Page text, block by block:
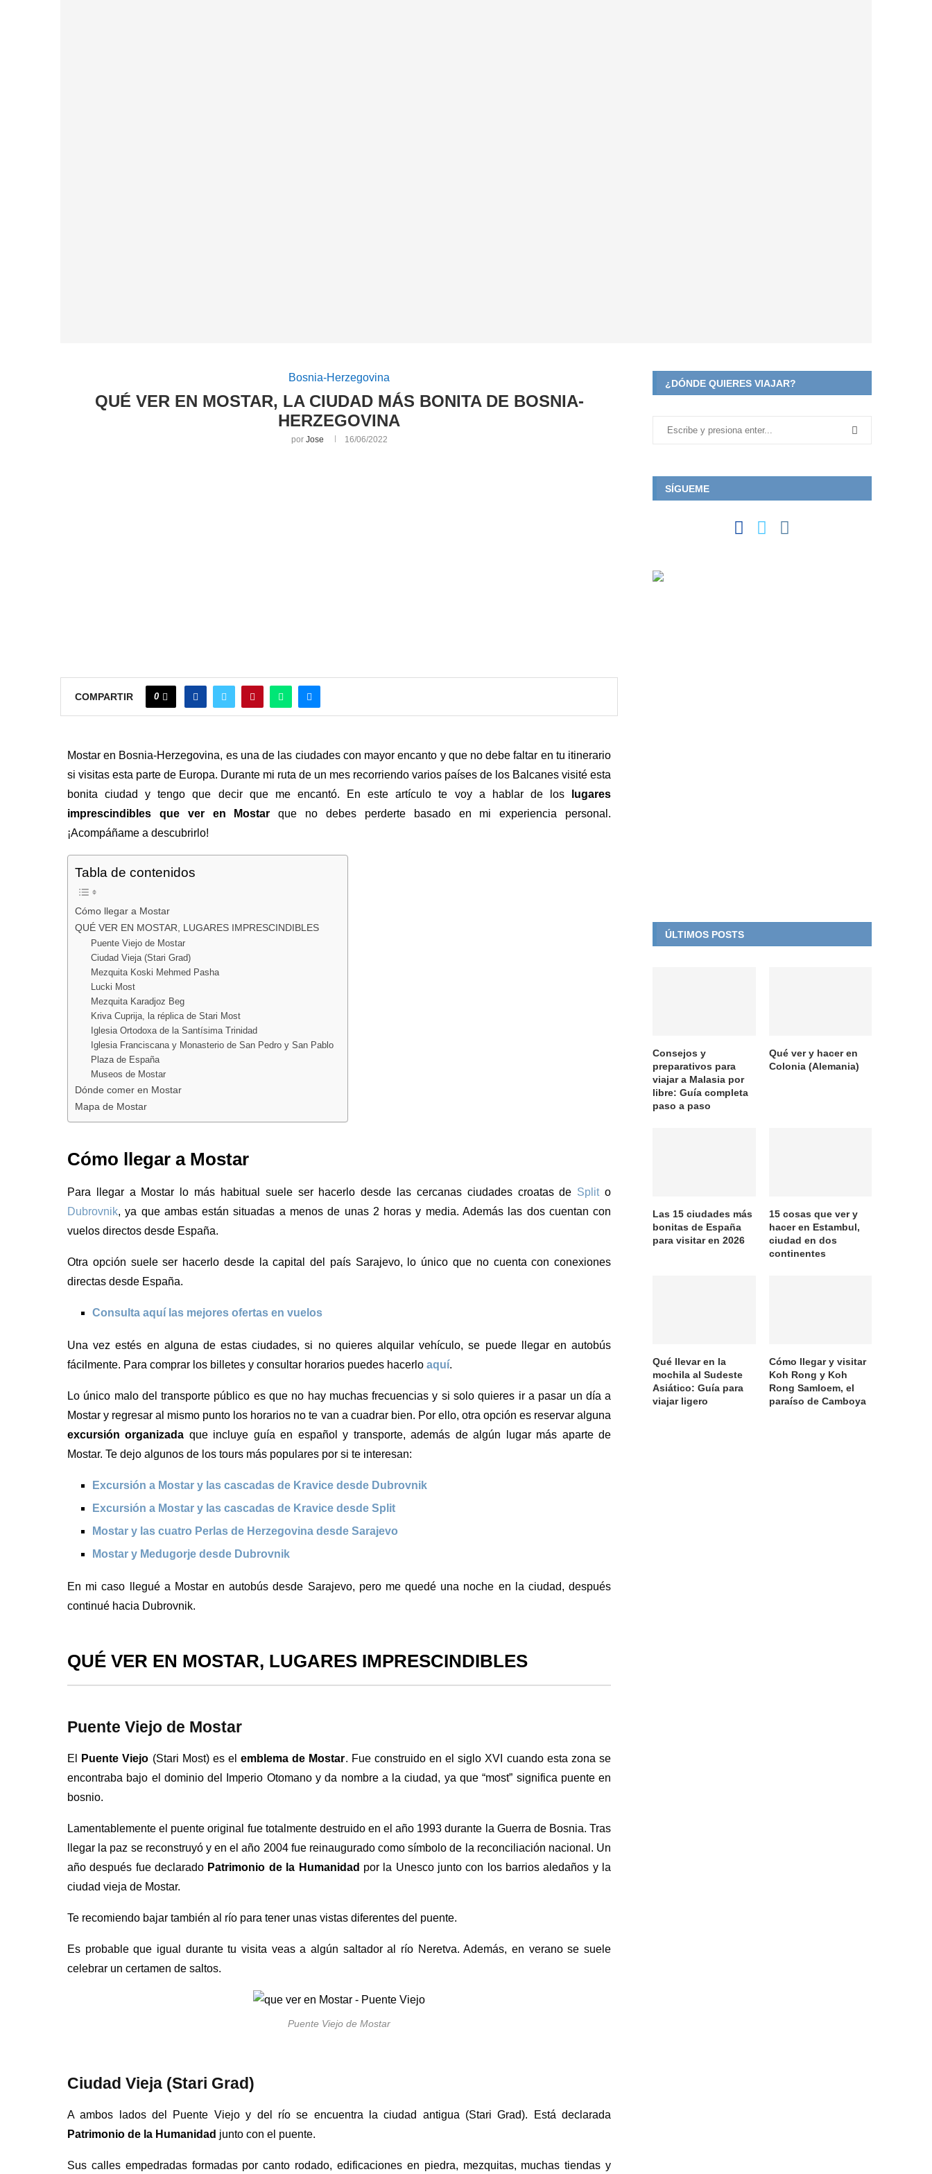
Bosnia-Herzegovina
QUÉ VER EN MOSTAR, LA CIUDAD MÁS BONITA DE BOSNIA-
HERZEGOVINA
por Jose 16/06/2022
COMPARTIR 0
Mostar en Bosnia-Herzegovina, es una de las ciudades con mayor encanto y que no debe faltar en tu itinerario
si visitas esta parte de Europa. Durante mi ruta de un mes recorriendo varios países de los Balcanes visité esta
bonita ciudad y tengo que decir que me encantó. En este artículo te voy a hablar de los
lugares
imprescindibles que ver en Mostar que no debes perderte basado en mi experiencia personal.
¡Acompáñame a descubrirlo!
Tabla de contenidos
Cómo llegar a Mostar
QUÉ VER EN MOSTAR, LUGARES IMPRESCINDIBLES
Puente Viejo de Mostar
Ciudad Vieja (Stari Grad)
Mezquita Koski Mehmed Pasha
Lucki Most
Mezquita Karadjoz Beg
Kriva Cuprija, la réplica de Stari Most
Iglesia Ortodoxa de la Santísima Trinidad
Iglesia Franciscana y Monasterio de San Pedro y San Pablo
Plaza de España
Museos de Mostar
Dónde comer en Mostar
Mapa de Mostar
Cómo llegar a Mostar
Para llegar a Mostar lo más habitual suele ser hacerlo desde las cercanas ciudades croatas de Splito
Dubrovnik, ya que ambas están situadas a menos de unas 2 horas y media. Además las dos cuentan con
vuelos directos desde España.
Otra opción suele ser hacerlo desde la capital del país Sarajevo, lo único que no cuenta con conexiones
directas desde España.
Consulta aquí las mejores ofertas en vuelos
Una vez estés en alguna de estas ciudades, si no quieres alquilar vehículo, se puede llegar en autobús
fácilmente. Para comprar los billetes y consultar horarios puedes hacerlo aquí.
Lo único malo del transporte público es que no hay muchas frecuencias y si solo quieres ir a pasar un día a
Mostar y regresar al mismo punto los horarios no te van a cuadrar bien. Por ello, otra opción es reservar alguna
excursión organizada que incluye guía en español y transporte, además de algún lugar más aparte de
Mostar. Te dejo algunos de los tours más populares por si te interesan:
Excursión a Mostar y las cascadas de Kravice desde Dubrovnik
Excursión a Mostar y las cascadas de Kravice desde Split
Mostar y las cuatro Perlas de Herzegovina desde Sarajevo
Mostar y Medugorje desde Dubrovnik
En mi caso llegué a Mostar en autobús desde Sarajevo, pero me quedé una noche en la ciudad, después
continué hacia Dubrovnik.
QUÉ VER EN MOSTAR, LUGARES IMPRESCINDIBLES
Puente Viejo de Mostar
El Puente Viejo (Stari Most) es elemblema de Mostar. Fue construido en el siglo XVI cuando esta zona se
encontraba bajo el dominio del Imperio Otomano y da nombre a la ciudad, ya que “most” significa puente en
bosnio.
Lamentablemente el puente original fue totalmente destruido en el año 1993 durante la Guerra de Bosnia. Tras
llegar la paz se reconstruyó y en el año 2004 fue reinaugurado como símbolo de la reconciliación nacional. Un
año después fue declarado Patrimonio de la Humanidad por la Unesco junto con los barrios aledaños y la
ciudad vieja de Mostar.
Te recomiendo bajar también al río para tener unas vistas diferentes del puente.
Es probable que igual durante tu visita veas a algún saltador al río Neretva. Además, en verano se suele
celebrar un certamen de saltos.
Puente Viejo de Mostar
Ciudad Vieja (Stari Grad)
A ambos lados del Puente Viejo y del río se encuentra la ciudad antigua (Stari Grad). Está declarada
Patrimonio de la Humanidad junto con el puente.
Sus calles empedradas formadas por canto rodado, edificaciones en piedra, mezquitas, muchas tiendas y
¿DÓNDE QUIERES VIAJAR?
SÍGUEME
ÚLTIMOS POSTS
Consejos y
preparativos para
viajar a Malasia por
libre: Guía completa
paso a paso
Qué ver y hacer en
Colonia (Alemania)
Las 15 ciudades más
bonitas de España
para visitar en 2026
15 cosas que ver y
hacer en Estambul,
ciudad en dos
continentes
Qué llevar en la
mochila al Sudeste
Asiático: Guía para
viajar ligero
Cómo llegar y visitar
Koh Rong y Koh
Rong Samloem, el
paraíso de Camboya